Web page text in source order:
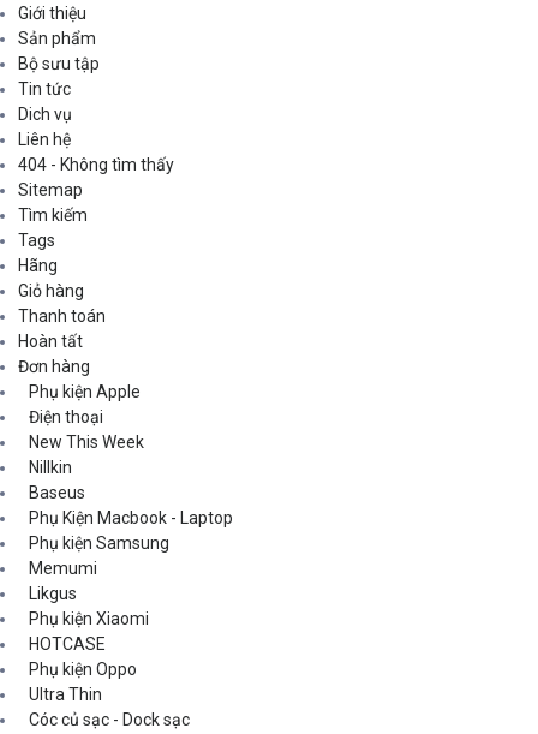
Giới thiệu
Sản phẩm
Bộ sưu tập
Tin tức
Dich vụ
Liên hệ
404 - Không tìm thấy
Sitemap
Tìm kiếm
Tags
Hãng
Giỏ hàng
Thanh toán
Hoàn tất
Đơn hàng
Phụ kiện Apple
Điện thoại
New This Week
Nillkin
Baseus
Phụ Kiện Macbook - Laptop
Phụ kiện Samsung
Memumi
Likgus
Phụ kiện Xiaomi
HOTCASE
Phụ kiện Oppo
Ultra Thin
Cóc củ sạc - Dock sạc